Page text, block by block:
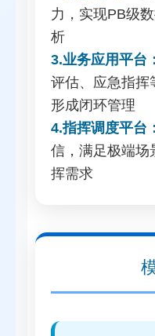
力，实现PB级
析
3.业务应用平台：
评估、应急指挥
形成闭环管理
4.指挥调度平台：
信，满足极端场
挥需求